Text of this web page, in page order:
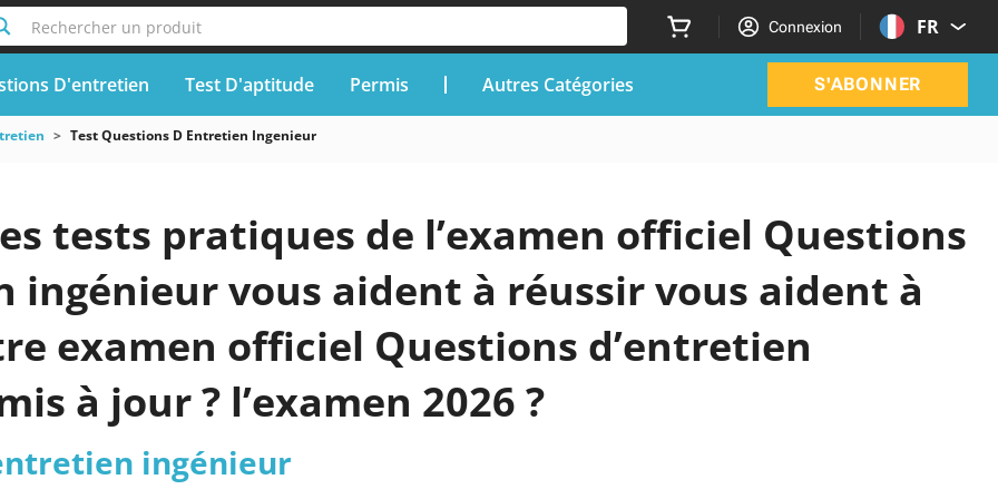
Rechercher un produit Connexion FR
D'entretien Test D'aptitude Permis Autres Catégories S'ABONNER
Test Questions D Entretien Ingenieur
tests pratiques de l’examen officiel Questions
ingénieur vous aident à réussir vous aident à
examen officiel Questions d’entretien
à jour ? l’examen 2026 ?
ingénieur